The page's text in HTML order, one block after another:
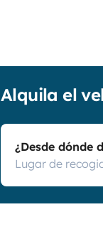
Alquila el
¿Desde dónde